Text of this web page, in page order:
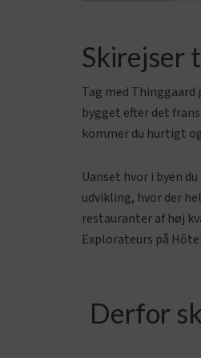
Skirejser
Tag med Thinggaard
bygget efter det
kommer du hurtigt
Uanset hvor i byen
udvikling, hvor der
restauranter af høj
Explorateurs på
Derfor